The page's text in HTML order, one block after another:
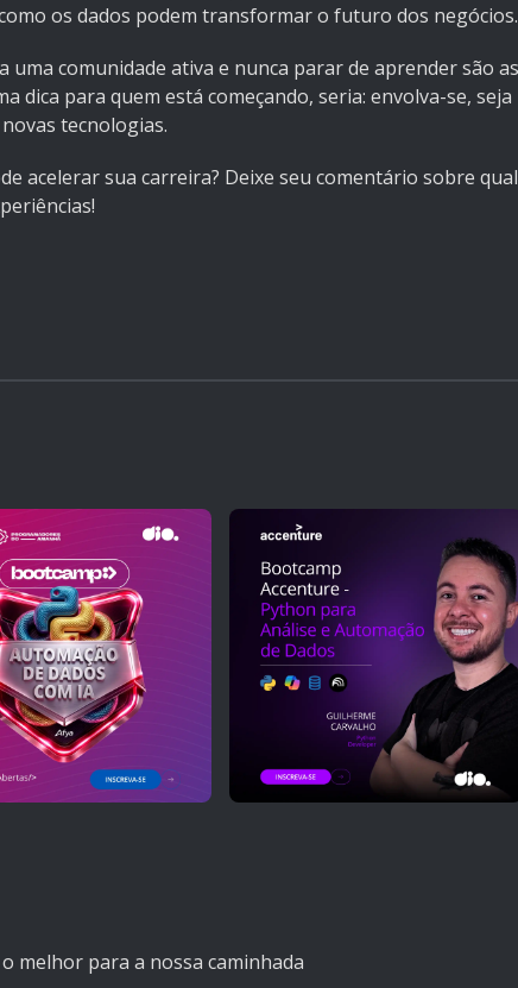
os dados podem transformar o futuro dos negócios.
comunidade ativa e nunca parar de aprender são as
dica para quem está começando, seria: envolva-se, seja
tecnologias.
acelerar sua carreira? Deixe seu comentário sobre qual
melhor para a nossa caminhada